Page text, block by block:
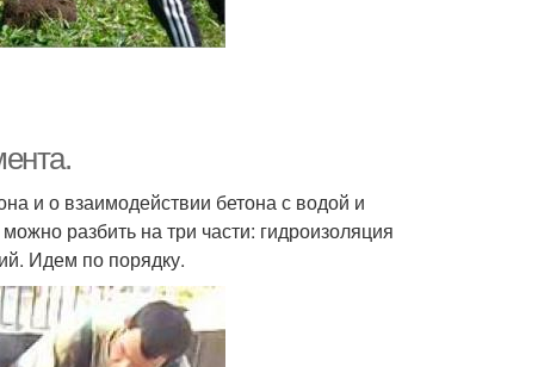
и о взаимодействии бетона с водой и
разбить на три части: гидроизоляция
Идем по порядку.